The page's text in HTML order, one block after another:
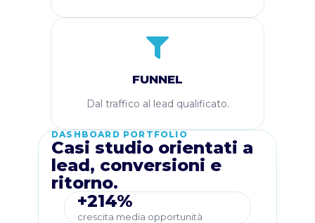
FUNNEL
Dal traffico al lead qualificato.
DASHBOARD PORTFOLIO
Casi studio orientati a
lead, conversioni e
ritorno.
+214%
crescita media opportunità